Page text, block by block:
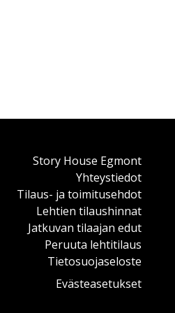
Story House Egmont
Yhteystiedot
Tilaus- ja toimitusehdot
Lehtien tilaushinnat
Jatkuvan tilaajan edut
Peruuta lehtitilaus
Tietosuojaseloste
Evästeasetukset